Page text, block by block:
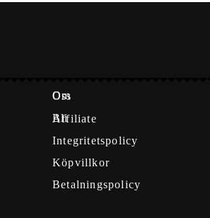
Om Oss
Bli Affiliate
Integritetspolicy
Köpvillkor
Betalningspolicy